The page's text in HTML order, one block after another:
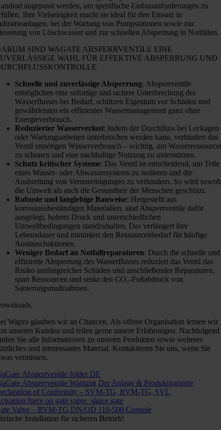
angepasst werden, um spezifische Einbauanforderungen zu
Ihre Vielseitigkeit macht sie ideal für den Einsatz in
bei der Wartung von Pumpstationen sowie zur
von Löschwasser und zur schnellen Absperrung in Notfällen.
SIND WAGATE ABSPERRVENTILE EINE
WAHL FÜR EFFEKTIVE ABSPERRUNG UND
Schnelle und zuverlässige Absperrung: Absperrventile
ermöglichen eine sofortige und sichere Unterbrechung des
Wasserflusses bei Bedarf, schützen Eigentum vor Schäden und
gewährleisten ein effizientes Wassermanagement ganz ohne
Energieverbrauch.
Reduzierter Wasserverlust: Indem der Durchfluss bei Leckagen
oder Wartungsarbeiten unterbrochen werden kann, verhindert das
Ventil unnötigen Wasserverbrauch – wichtig, um
zu schonen und eine nachhaltige Nutzung zu unterstützen.
Schutz kritischer Systeme: Das Ventil ist entscheidend, um Teile
eines Wasser- oder Abwassersystems zu isolieren und die
Ausbreitung von Verunreinigungen zu verhindern. So wird
die Umwelt als auch die Gesundheit der Menschen geschützt.
Robuste und langlebige Bauweise: Hergestellt aus
korrosionsbeständigen Materialien, sind Absperrventile dafür
ausgelegt, hohem Druck und unterschiedlichen
Umweltbedingungen standzuhalten. Das verlängert ihre
Lebensdauer und minimiert den Ressourcenbedarf für häufige
Austauschaktionen.
Weniger Bedarf an Notfallreparaturen: Durch die schnelle und
effiziente Absperrung des Wasserflusses reduziert das Ventil das
Risiko umfangreicher Schäden und anschließender Reparaturen,
spart Ressourcen und senkt den CO₂-Fußabdruck von
Sanierungsmaßnahmen.
Wapro glauben wir an Chancen. Als offene Organisation lernen wir
unseren Kunden und teilen gerne unsere Erfahrungen. Nachfolgend
Sie alle Informationen zu unseren Produkten sowie weiteres
und interessantes Material. Kontaktieren Sie uns, wenn Sie
vermissen.
Absperrventile folder DE
Absperrventile Wartung Der Anlage & Produktgarantie
of Conformity – SVM-TG, RVM-TG, SVL
force on gate valve_sluice gate
Valve – RVM-TG DN/OD 110-500 Console
Installation für sicheren Betrieb!